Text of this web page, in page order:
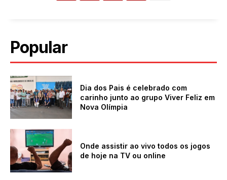
Popular
Dia dos Pais é celebrado com
carinho junto ao grupo Viver Feliz em
Nova Olímpia
Onde assistir ao vivo todos os jogos
de hoje na TV ou online